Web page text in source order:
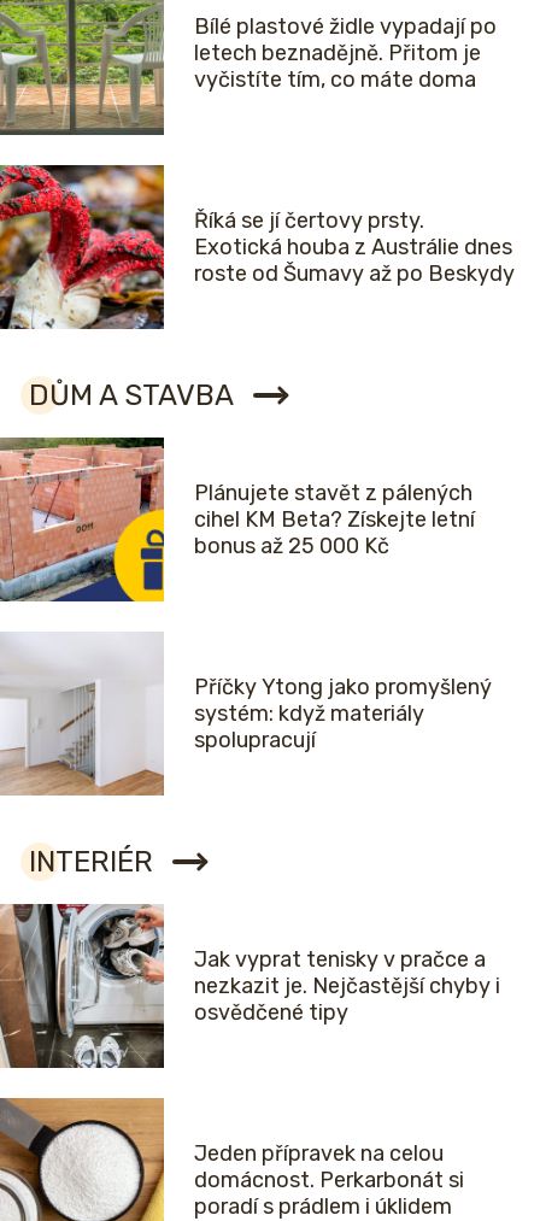
Bílé plastové židle vypadají po
letech beznadějně. Přitom je
vyčistíte tím, co máte doma
Říká se jí čertovy prsty.
Exotická houba z Austrálie dnes
roste od Šumavy až po Beskydy
DŮM A STAVBA
Plánujete stavět z pálených
cihel KM Beta? Získejte letní
bonus až 25 000 Kč
Příčky Ytong jako promyšlený
systém: když materiály
spolupracují
INTERIÉR
Jak vyprat tenisky v pračce a
nezkazit je. Nejčastější chyby i
osvědčené tipy
Jeden přípravek na celou
domácnost. Perkarbonát si
poradí s prádlem i úklidem